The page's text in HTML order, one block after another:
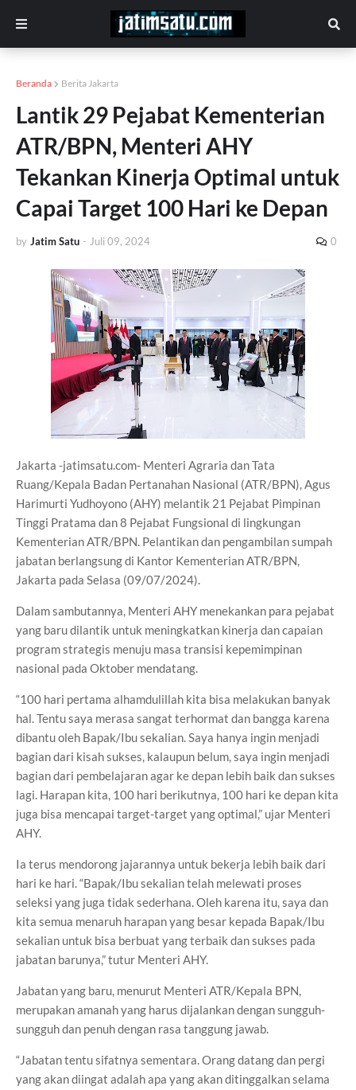
Beranda Berita Jakarta
Lantik 29 Pejabat Kementerian
ATR/BPN, Menteri AHY
Tekankan Kinerja Optimal untuk
Capai Target 100 Hari ke Depan
by Jatim Satu - Juli 09, 2024 0
Jakarta -jatimsatu.com- Menteri Agraria dan Tata
Ruang/Kepala Badan Pertanahan Nasional (ATR/BPN), Agus
Harimurti Yudhoyono (AHY) melantik 21 Pejabat Pimpinan
Tinggi Pratama dan 8 Pejabat Fungsional di lingkungan
Kementerian ATR/BPN. Pelantikan dan pengambilan sumpah
jabatan berlangsung di Kantor Kementerian ATR/BPN,
Jakarta pada Selasa (09/07/2024).
Dalam sambutannya, Menteri AHY menekankan para pejabat
yang baru dilantik untuk meningkatkan kinerja dan capaian
program strategis menuju masa transisi kepemimpinan
nasional pada Oktober mendatang.
“100 hari pertama alhamdulillah kita bisa melakukan banyak
hal. Tentu saya merasa sangat terhormat dan bangga karena
dibantu oleh Bapak/Ibu sekalian. Saya hanya ingin menjadi
bagian dari kisah sukses, kalaupun belum, saya ingin menjadi
bagian dari pembelajaran agar ke depan lebih baik dan sukses
lagi. Harapan kita, 100 hari berikutnya, 100 hari ke depan kita
juga bisa mencapai target-target yang optimal,” ujar Menteri
AHY.
Ia terus mendorong jajarannya untuk bekerja lebih baik dari
hari ke hari. “Bapak/Ibu sekalian telah melewati proses
seleksi yang juga tidak sederhana. Oleh karena itu, saya dan
kita semua menaruh harapan yang besar kepada Bapak/Ibu
sekalian untuk bisa berbuat yang terbaik dan sukses pada
jabatan barunya,” tutur Menteri AHY.
Jabatan yang baru, menurut Menteri ATR/Kepala BPN,
merupakan amanah yang harus dijalankan dengan sungguh-
sungguh dan penuh dengan rasa tanggung jawab.
“Jabatan tentu sifatnya sementara. Orang datang dan pergi
yang akan diingat adalah apa yang akan ditinggalkan selama